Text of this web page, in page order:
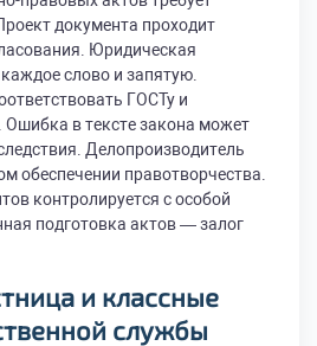
документа проходит
Юридическая
слово и запятую.
ГОСТу и
в тексте закона может
Делопроизводитель
обеспечении правотворчества.
контролируется с особой
подготовка актов — залог
и классные
службы